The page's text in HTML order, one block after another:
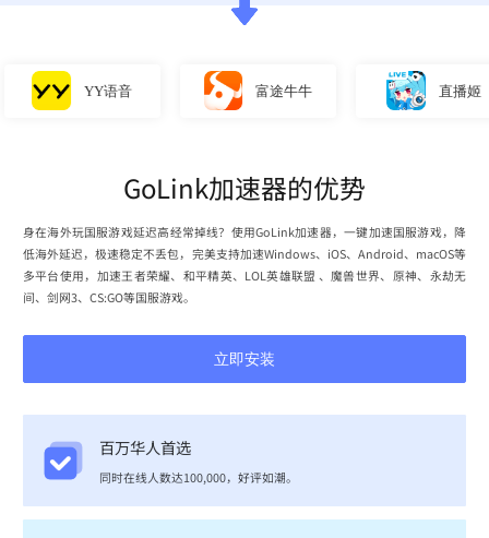
YY语音 富途牛牛 直播姬
GoLink加速器的优势
身在海外玩国服游戏延迟高经常掉线？使用GoLink加速器，一键加速国服游戏，降
低海外延迟，极速稳定不丢包，完美支持加速Windows、iOS、Android、macOS等
多平台使用，加速王者荣耀、和平精英、LOL英雄联盟 、魔兽世界、原神、永劫无
间、剑网3、CS:GO等国服游戏。
立即安装
百万华人首选
同时在线人数达100,000，好评如潮。